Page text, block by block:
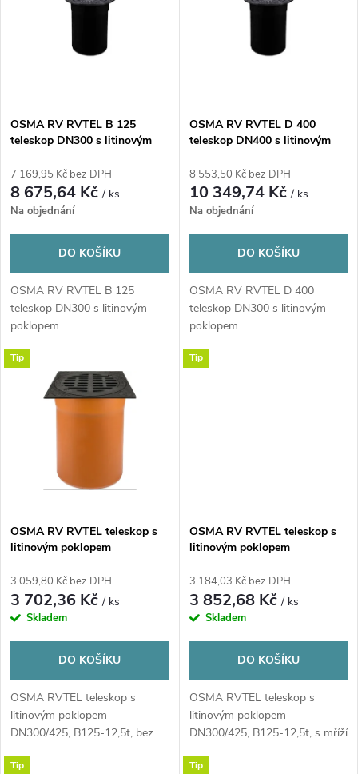
p
r
o
u
k
t
s
p
r
o
d
u
k
OSMA RV RVTEL B 125
teleskop DN300 s litinovým
7 169,95 Kč bez DPH
8 675,64 Kč/ ks
Na objednání
DO KOŠÍKU
OSMA RV RVTEL B 125
teleskop DN300 s litinovým
poklopem
OSMA RV RVTEL D 400
teleskop DN400 s litinovým
8 553,50 Kč bez DPH
10 349,74 Kč/ ks
Na objednání
DO KOŠÍKU
OSMA RV RVTEL D 400
teleskop DN300 s litinovým
poklopem
Tip
OSMA RV RVTEL teleskop s
litinovým poklopem
odvětrání, PP/PVC, oranžová
3 059,80 Kč bez DPH
3 702,36 Kč/ ks
Skladem
DO KOŠÍKU
OSMA RVTEL teleskop s
litinovým poklopem
DN300/425, B125-12,5t, bez
odvětrání
Tip
OSMA RV RVTEL teleskop s
litinovým poklopem
mříží, PP/PVC, oranžová
3 184,03 Kč bez DPH
3 852,68 Kč/ ks
Skladem
DO KOŠÍKU
OSMA RVTEL teleskop s
litinovým poklopem
DN300/425, B125-12,5t, s mříží
Tip Tip